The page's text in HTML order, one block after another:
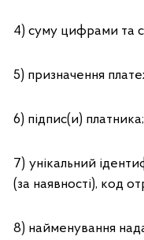
4) суму цифрами та
5) призначення
6) підпис(и) платника;
7) унікальний
(за наявності), код
8) найменування